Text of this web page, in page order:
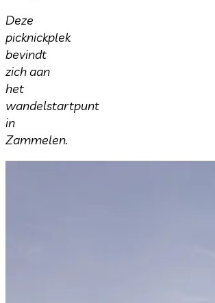
Deze
picknickplek
bevindt
zich aan
het
wandelstartpunt
in
Zammelen.